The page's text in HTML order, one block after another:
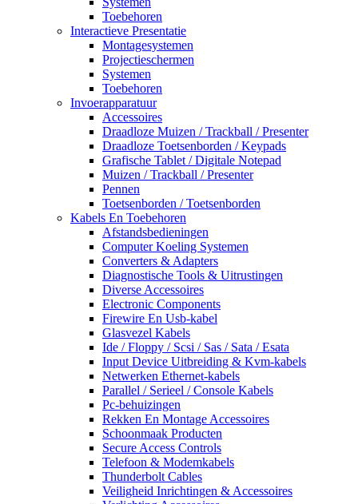
Toebehoren
Interactieve Presentatie
Montagesystemen
Projectieschermen
Systemen
Toebehoren
Invoerapparatuur
Accessoires
Draadloze Muizen / Trackball / Presenter
Draadloze Toetsenborden / Keypads
Grafische Tablet / Digitale Notepad
Muizen / Trackball / Presenter
Pennen
Toetsenborden / Toetsenborden
Kabels En Toebehoren
Afstandsbedieningen
Computer Koeling Systemen
Converters & Adapters
Diagnostische Tools & Uitrustingen
Diverse Accessoires
Electronic Components
Firewire En Usb-kabel
Glasvezel Kabels
Ide / Floppy / Scsi / Sas / Sata / Esata
Input Device Uitbreiding & Kvm-kabels
Netwerken Ethernet-kabels
Parallel / Serieel / Console Kabels
Pc-behuizingen
Rekken En Montage Accessoires
Schoonmaak Producten
Secure Access Controls
Telefoon & Modemkabels
Thunderbolt Cables
Veiligheid Inrichtingen & Accessoires